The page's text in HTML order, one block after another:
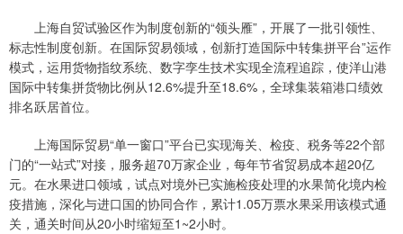
上海自贸试验区作为制度创新的“领头雁”，开展了一批引领性、
标志性制度创新。在国际贸易领域，创新打造国际中转集拼平台”运作
模式，运用货物指纹系统、数字孪生技术实现全流程追踪，使洋山港
国际中转集拼货物比例从12.6%提升至18.6%，全球集装箱港口绩效
排名跃居首位。
上海国际贸易“单一窗口”平台已实现海关、检疫、税务等22个部
门的“一站式”对接，服务超70万家企业，每年节省贸易成本超20亿
元。在水果进口领域，试点对境外已实施检疫处理的水果简化境内检
疫措施，深化与进口国的协同合作，累计1.05万票水果采用该模式通
关，通关时间从20小时缩短至1~2小时。